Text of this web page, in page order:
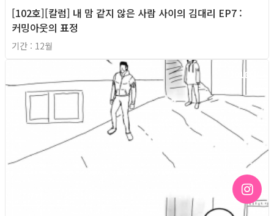
[102호][칼럼] 내 맘 같지 않은 사람 사이의 김대리 EP7 :
커밍아웃의 표정
기간 : 12월
2018년